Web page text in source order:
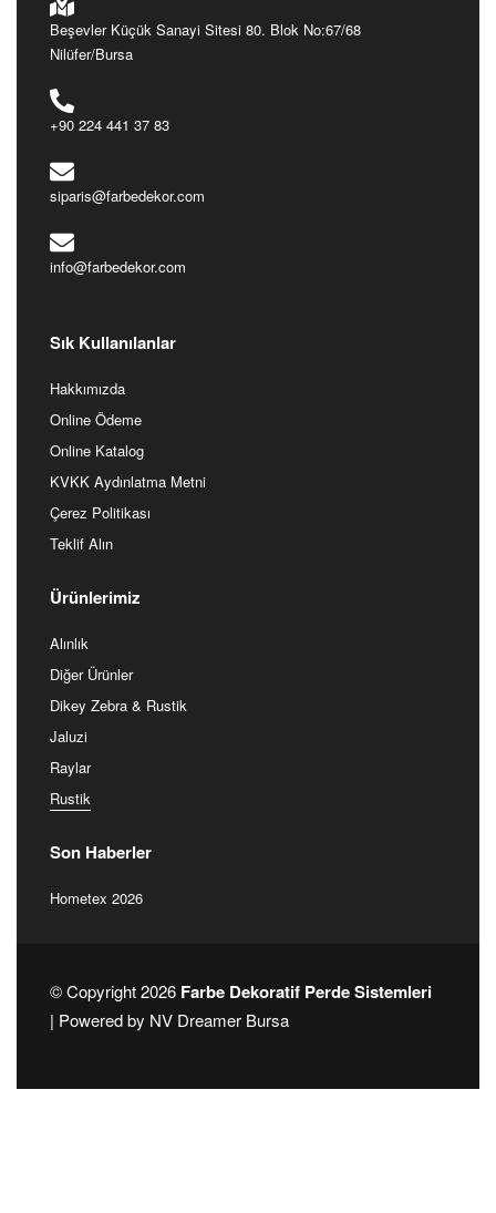
Beşevler Küçük Sanayi Sitesi 80. Blok No:67/68
Nilüfer/Bursa
+90 224 441 37 83
siparis@farbedekor.com
info@farbedekor.com
Sık Kullanılanlar
Hakkımızda
Online Ödeme
Online Katalog
KVKK Aydınlatma Metni
Çerez Politikası
Teklif Alın
Ürünlerimiz
Alınlık
Diğer Ürünler
Dikey Zebra & Rustik
Jaluzi
Raylar
Rustik
Son Haberler
Hometex 2026
© Copyright 2026 Farbe Dekoratif Perde Sistemleri
| Powered by NV Dreamer Bursa